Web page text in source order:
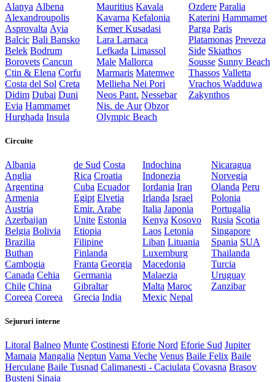
Alanya Albena
Alexandroupolis
Asprovalta Ayia
Balcic Bali Bansko
Belek Bodrum
Borovets Cancun
Ctin & Elena Corfu
Costa del Sol Creta
Didim Dubai Duni
Evia Hammamet
Hurghada Insula
Mauritius Kavala
Kavarna Kefalonia
KemerKusadasi
LaraLarnaca
Lefkada Limassol
Male Mallorca
Marmaris Matemwe
MelliehaNei Pori
Neos Pant. Nessebar
Nis. de Aur Obzor
Olympic Beach
Ozdere Paralia
Katerini Hammamet
Parga Paris
Platamonas Preveza
Side Skiathos
Sousse Sunny Beach
Thassos Valletta
Vrachos Wadduwa
Zakynthos
Circuite
Albania
Anglia
Argentina
Armenia
Austria
Azerbaijan
Belgia Bolivia
Brazilia
Buthan
Cambogia
Canada Cehia
Chile China
Coreea Coreea
de Sud Costa
Rica Croatia
Cuba Ecuador
Egipt Elvetia
Emir. Arabe
Unite Estonia
Etiopia
Filipine
Finlanda
Franta Georgia
Germania
Gibraltar
Grecia India
Indochina
Indonezia
Iordania Iran
Irlanda Israel
Italia Japonia
Kenya Kosovo
Laos Letonia
Liban Lituania
Luxemburg
Macedonia
Malaezia
Malta Maroc
Mexic Nepal
Nicaragua
Norvegia
Olanda Peru
Polonia
Portugalia
Rusia Scotia
Singapore
Spania SUA
Thailanda
Turcia
Uruguay
Zanzibar
Sejururi interne
Litoral Balneo Munte Costinesti Eforie Nord Eforie Sud Jupiter
Mamaia Mangalia Neptun Vama Veche Venus Baile Felix Baile
Herculane Baile Tusnad Calimanesti - Caciulata Covasna Brasov
Busteni Sinaia